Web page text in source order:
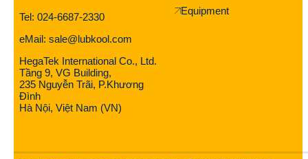
Tel: 024-6687-2330
eMail: sale@lubkool.com
HegaTek International Co., Ltd.
Tầng 9, VG Building,
235 Nguyễn Trãi, P.Khương
Đình
Hà Nội, Việt Nam (VN)
Equipment